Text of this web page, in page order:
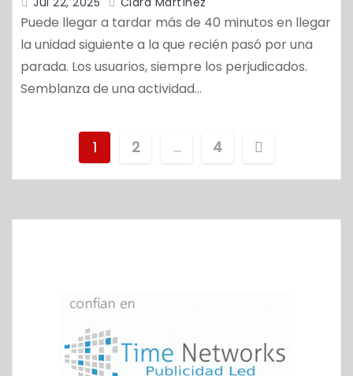
Puede llegar a tardar más de 40 minutos en llegar
la unidad siguiente a la que recién pasó por una
parada. Los usuarios, siempre los perjudicados.
Semblanza de una actividad…
a
v
a
c
1 2 … 4